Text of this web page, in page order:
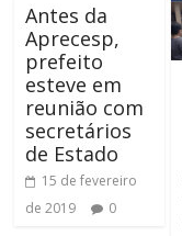
Antes da
Aprecesp,
prefeito
esteve em
reunião com
secretários
de Estado
15 de fevereiro
de 2019
0